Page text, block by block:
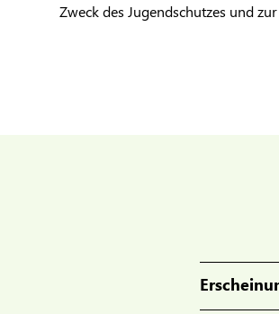
Zweck des Jugendschutzes und